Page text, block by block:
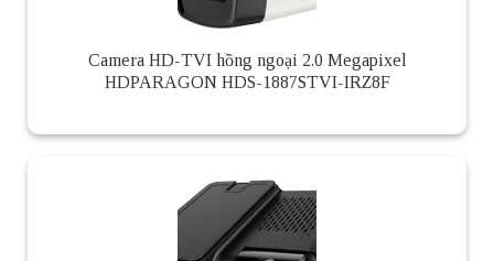
Camera HD-TVI hồng ngoại 2.0 Megapixel
HDPARAGON HDS-1887STVI-IRZ8F